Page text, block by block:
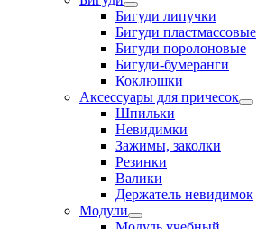
Бигуди липучки
Бигуди пластмассовые
Бигуди поролоновые
Бигуди-бумеранги
Коклюшки
Аксессуары для причесок
Шпильки
Невидимки
Зажимы, заколки
Резинки
Валики
Держатель невидимок
Модули